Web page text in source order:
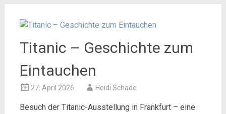
Titanic – Geschichte zum
Eintauchen
27. April 2026 Heidi Schade
Besuch der Titanic-Ausstellung in Frankfurt – eine